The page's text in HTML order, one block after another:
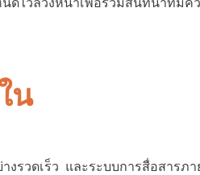
น
รวดเร็ว และระบบการสื่อสารภา